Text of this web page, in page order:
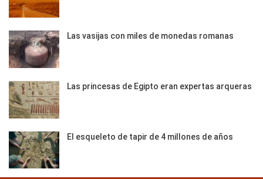
Las vasijas con miles de monedas romanas
Las princesas de Egipto eran expertas arqueras
El esqueleto de tapir de 4 millones de años